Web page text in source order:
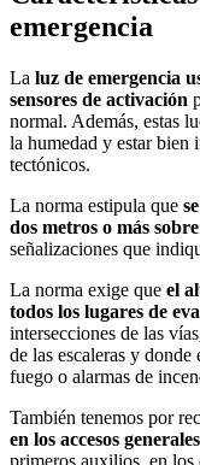
emergencia
La luz de emergencia
sensores de activación
normal. Además, estas
la humedad y estar bien
tectónicos.
La norma estipula que
dos metros o más
señalizaciones que
La norma exige que el
todos los lugares de
intersecciones de las
de las escaleras y
fuego o alarmas de
También tenemos por
en los accesos
primeros auxilios, en los